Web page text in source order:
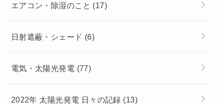
エアコン・除湿のこと (17)
日射遮蔽・シェード (6)
電気・太陽光発電 (77)
2022年 太陽光発電 日々の記録 (13)